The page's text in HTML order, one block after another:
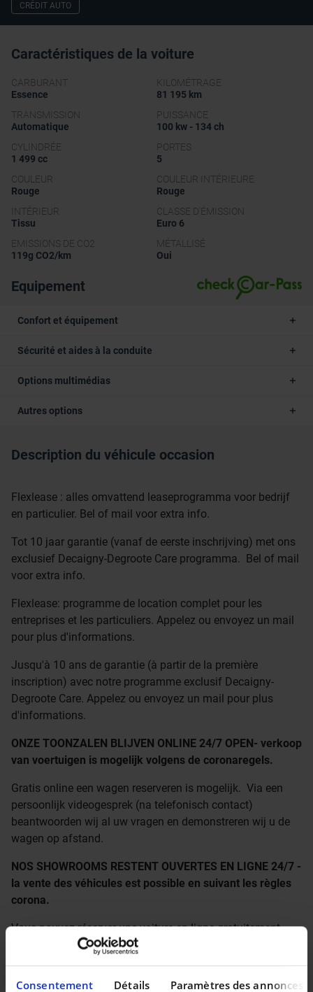
Consentement Détails Paramètres des annonces
CRÉDIT AUTO
Caractéristiques de la voiture
CARBURANT
Essence
KILOMÉTRAGE
81 195 km
TRANSMISSION
Automatique
PUISSANCE
100 kw - 134 ch
CYLINDRÉE
1 499 cc
PORTES
5
COULEUR
Rouge
COULEUR INTÉRIEURE
Rouge
INTÉRIEUR
Tissu
CLASSE D'ÉMISSION
Euro 6
EMISSIONS DE CO2
119g CO2/km
MÉTALLISÉ
Oui
Equipement
Confort et équipement
Sécurité et aides à la conduite
Options multimédias
Autres options
Description du véhicule occasion
Flexlease : alles omvattend leaseprogramma voor bedrijf
en particulier. Bel of mail voor extra info.
Tot 10 jaar garantie (vanaf de eerste inschrijving) met ons
exclusief Decaigny-Degroote Care programma. Bel of mail
voor extra info.
Flexlease: programme de location complet pour les
entreprises et les particuliers. Appelez ou envoyez un mail
pour plus d'informations.
Jusqu'à 10 ans de garantie (à partir de la première
inscription) avec notre programme exclusif Decaigny-
Degroote Care. Appelez ou envoyez un mail pour plus
d'informations.
ONZE TOONZALEN BLIJVEN ONLINE 24/7 OPEN- verkoop
van voertuigen is mogelijk volgens de coronaregels.
Gratis online een wagen reserveren is mogelijk. Via een
persoonlijk videogesprek (na telefonisch contact)
beantwoorden wij al uw vragen en demonstreren wij u de
wagen op afstand.
NOS SHOWROOMS RESTENT OUVERTES EN LIGNE 24/7 -
la vente des véhicules est possible en suivant les règles
corona.
Vous pouvez réserver une voiture en ligne gratuitement.
Par un appel vidéo personnel (après contact téléphonique),
démontrerons la voiture à distance.